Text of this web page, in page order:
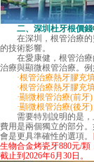
二、 深圳杜牙根價錢
在深圳，根管治療的
的技術影響。
在愛康健，根管治療
治療與顯微根管治療。例
·根管治療熱牙膠充填
·根管治療熱牙膠充填
·顯微根管治療(前牙)
·顯微根管治療(後牙)
需要特別說明的是，
費用是兩個獨立的部分
會是更具準確性的選項。
生物合金烤瓷牙880元/顆
截止到2026年6月30日。